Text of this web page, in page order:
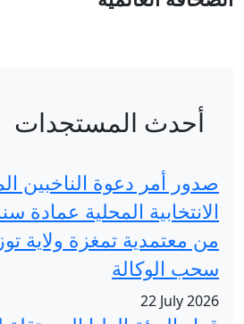
المسجلين بالدائرة
عمادة سندس فم الخنقة
توزر للتصويت على